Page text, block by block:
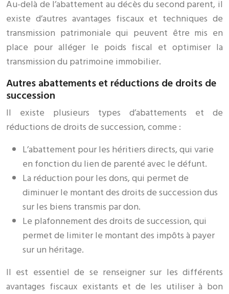
Au-delà de l’abattement au décès du second parent, il
existe d’autres avantages fiscaux et techniques de
transmission patrimoniale qui peuvent être mis en
place pour alléger le poids fiscal et optimiser la
transmission du patrimoine immobilier.
Autres abattements et réductions de droits de
succession
Il existe plusieurs types d’abattements et de
réductions de droits de succession, comme :
L’abattement pour les héritiers directs, qui varie
en fonction du lien de parenté avec le défunt.
La réduction pour les dons, qui permet de
diminuer le montant des droits de succession dus
sur les biens transmis par don.
Le plafonnement des droits de succession, qui
permet de limiter le montant des impôts à payer
sur un héritage.
Il est essentiel de se renseigner sur les différents
avantages fiscaux existants et de les utiliser à bon